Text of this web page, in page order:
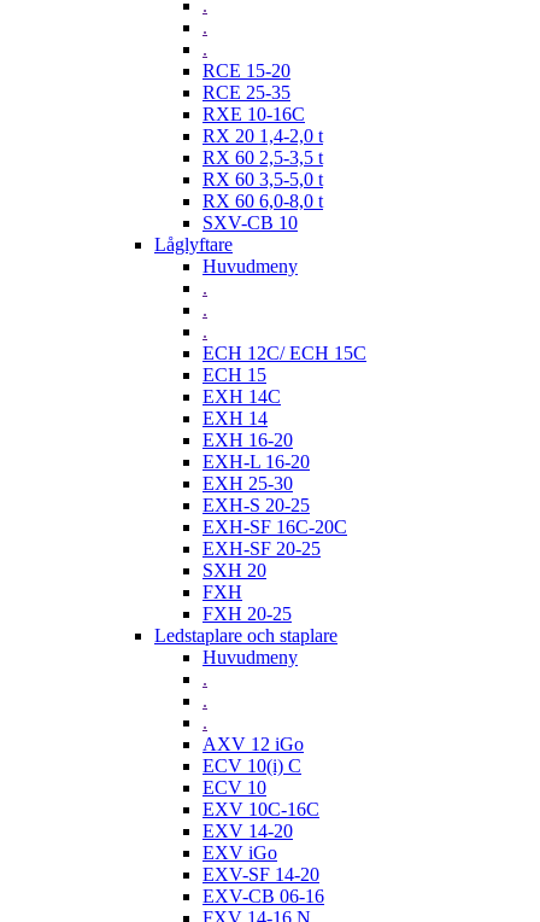
.
.
.
RCE 15-20
RCE 25-35
RXE 10-16C
RX 20 1,4-2,0 t
RX 60 2,5-3,5 t
RX 60 3,5-5,0 t
RX 60 6,0-8,0 t
SXV-CB 10
Låglyftare
Huvudmeny
.
.
.
ECH 12C/ ECH 15C
ECH 15
EXH 14C
EXH 14
EXH 16-20
EXH-L 16-20
EXH 25-30
EXH-S 20-25
EXH-SF 16C-20C
EXH-SF 20-25
SXH 20
FXH
FXH 20-25
Ledstaplare och staplare
Huvudmeny
.
.
.
AXV 12 iGo
ECV 10(i) C
ECV 10
EXV 10C-16C
EXV 14-20
EXV iGo
EXV-SF 14-20
EXV-CB 06-16
FXV 14-16 N